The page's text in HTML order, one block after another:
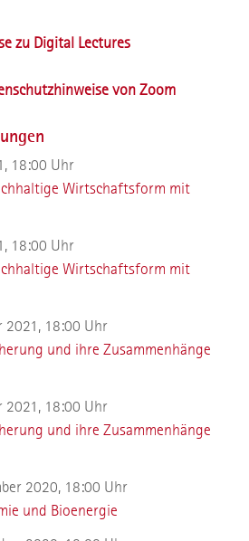
zu Digital Lectures
von Zoom
18:00 Uhr
Wirtschaftsform mit
18:00 Uhr
Wirtschaftsform mit
2021, 18:00 Uhr
und ihre Zusammenhänge
2021, 18:00 Uhr
und ihre Zusammenhänge
2020, 18:00 Uhr
und Bioenergie